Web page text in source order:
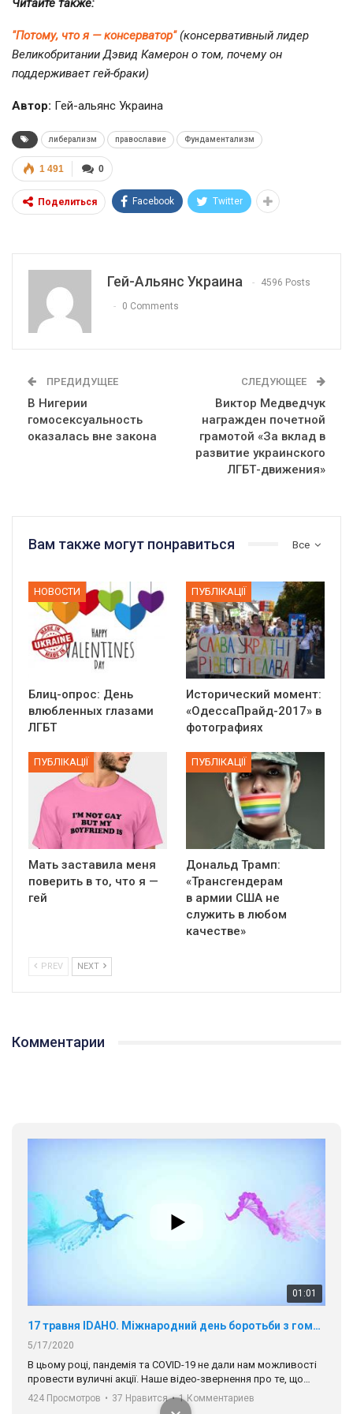
Читайте также:
"Потому, что я — консерватор"(консервативный лидер
Великобритании Дэвид Камерон о том, почему он
поддерживает гей-браки)
Автор: Гей-альянс Украина
либерализм православие Фундаментализм
0
1 491
Поделиться Facebook Twitter
Гей-Альянс Украина 4596 Posts
0 Comments
ПРЕДИДУЩЕЕ
В Нигерии
гомосексуальность
оказалась вне закона
СЛЕДУЮЩЕЕ
Виктор Медведчук
награжден почетной
грамотой «За вклад в
развитие украинского
ЛГБТ-движения»
Все
Вам также могут понравиться
НОВОСТИ
Блиц-опрос: День
влюбленных глазами
ЛГБТ
ПУБЛІКАЦІЇ
Исторический момент:
«ОдессаПрайд-2017» в
фотографиях
ПУБЛІКАЦІЇ
Мать заставила меня
поверить в то, что я —
гей
ПУБЛІКАЦІЇ
Дональд Трамп:
«Трансгендерам
в армии США не
служить в любом
качестве»
PREV NEXT
Комментарии
6/30/2017
Емоційний та вражаючий промо-ролік на конкурс PACT, який
представляє програму "Гей-альянс Україна" з протидії